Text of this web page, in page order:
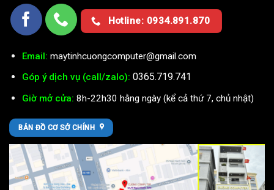
Hotline: 0934.891.870
Email: maytinhcuongcomputer@gmail.com
Góp ý dịch vụ (call/zalo): 0365.719.741
Giờ mở cửa: 8h-22h30 hằng ngày (kể cả thứ 7, chủ nhật)
BẢN ĐỒ CƠ SỞ CHÍNH